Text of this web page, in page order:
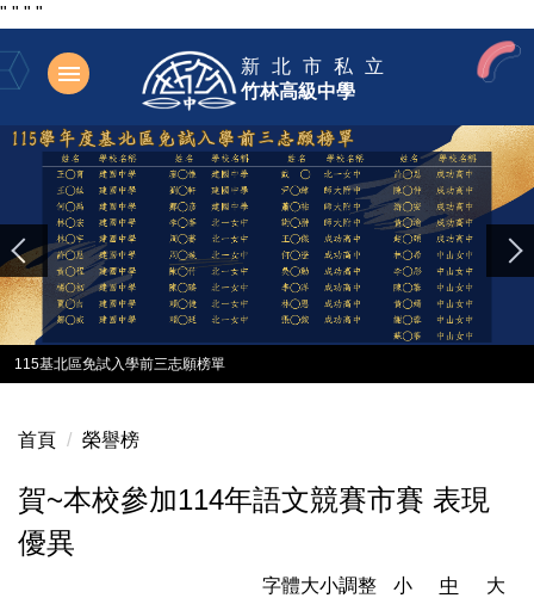
" " " "
跳
到
要
新北市私立
竹林高級中學
115基北區免試入學前三志願榜單
首頁 榮譽榜
賀~本校參加114年語文競賽市賽 表現
優異
字體大小調整 小 中
大